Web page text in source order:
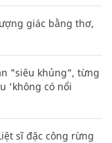
giác bằng thơ,
"siêu khủng", từng
'không có nổi
sĩ đặc công rừng